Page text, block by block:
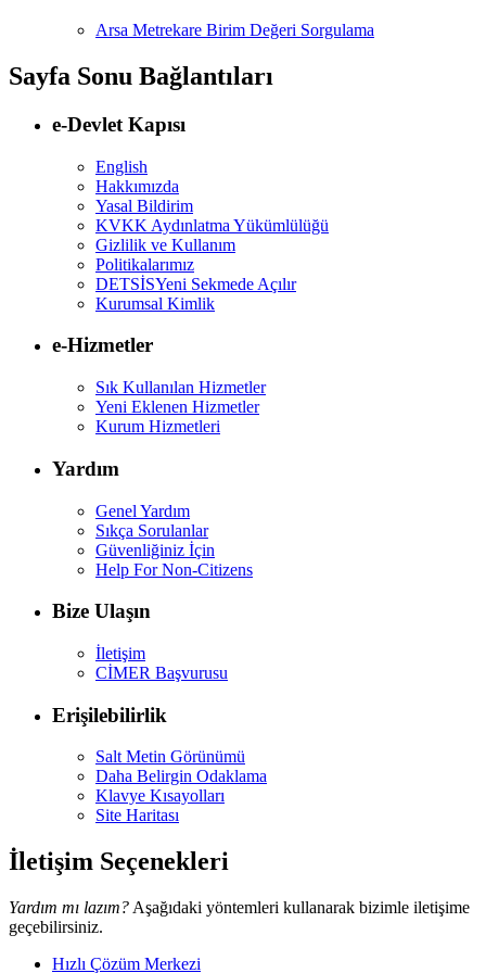
Arsa Metrekare Birim Değeri Sorgulama
Sayfa Sonu Bağlantıları
e-Devlet Kapısı
English
Hakkımızda
Yasal Bildirim
KVKK Aydınlatma Yükümlülüğü
Gizlilik ve Kullanım
Politikalarımız
DETSİSYeni Sekmede Açılır
Kurumsal Kimlik
e-Hizmetler
Sık Kullanılan Hizmetler
Yeni Eklenen Hizmetler
Kurum Hizmetleri
Yardım
Genel Yardım
Sıkça Sorulanlar
Güvenliğiniz İçin
Help For Non-Citizens
Bize Ulaşın
İletişim
CİMER Başvurusu
Erişilebilirlik
Salt Metin Görünümü
Daha Belirgin Odaklama
Klavye Kısayolları
Site Haritası
İletişim Seçenekleri
Yardım mı lazım? Aşağıdaki yöntemleri kullanarak bizimle iletişime
geçebilirsiniz.
Hızlı Çözüm Merkezi